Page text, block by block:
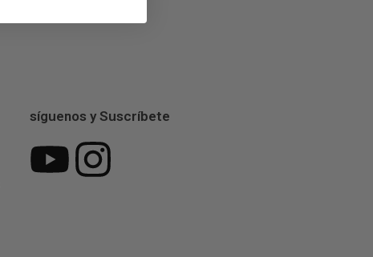
síguenos y Suscríbete